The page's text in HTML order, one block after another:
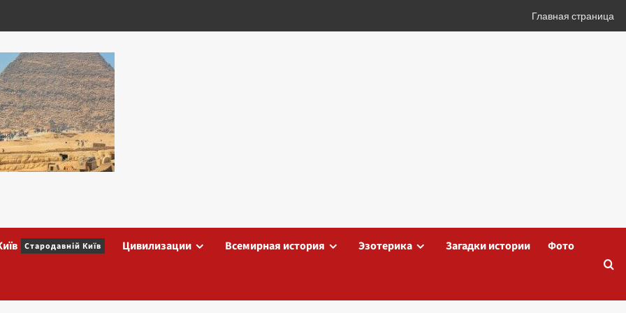
Главная страница
Стародавній Київ Цивилизации Всемирная история Эзотерика Загадки истории Фото